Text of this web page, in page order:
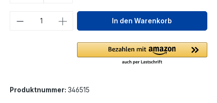
Produkt Anzahl: Gib denIn den Warenkorb
Produktnummer: 346515